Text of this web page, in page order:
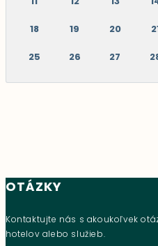
18 19 20
25 26 27
OTÁZKY
Kontaktujte nás s akoukoľvek
hotelov alebo služieb.